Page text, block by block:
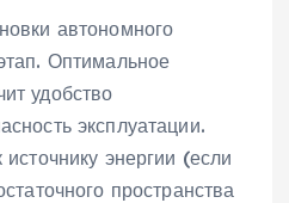
автономного
Оптимальное
удобство
эксплуатации.
энергии (если
пространства